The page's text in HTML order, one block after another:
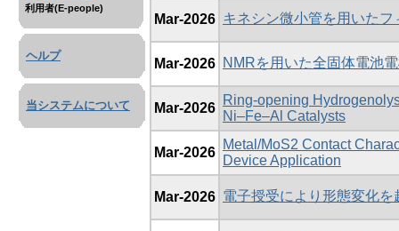
利用者(E-people)
ヘルプ
当システムについて
Mar-2026 キネシン微小管を用いた
Mar-2026 NMRを用いた全固体電池
Mar-2026
Ring-opening
Ni–Fe–Al Catalysts
Mar-2026
Metal/MoS2 Contact
Device Application
Mar-2026 電子授受により形態変化